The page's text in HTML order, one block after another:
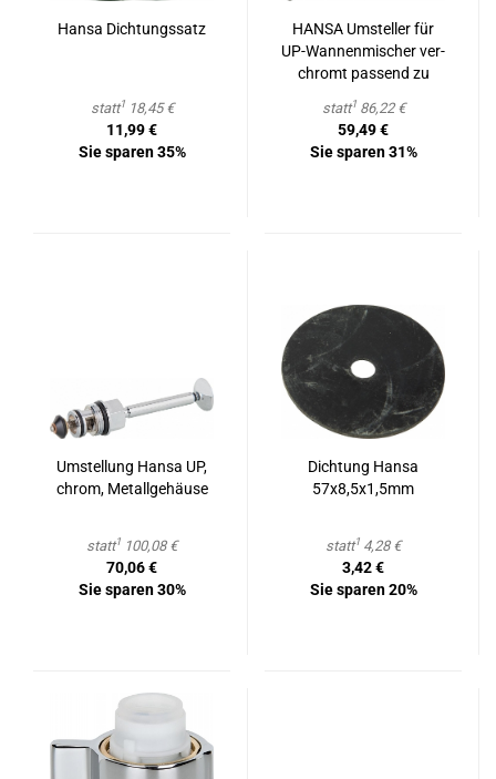
Hansa Dich­tungs­satz
statt118,45 €
11,99 €
Sie sparen 35%
HANSA Um­stel­ler für
UP-​Wan­nen­mi­scher ver­
chromt pas­send zu
statt186,22 €
59,49 €
Sie sparen 31%
Um­stel­lung Hansa UP,
chrom, Me­tall­ge­häu­se
statt1 100,08 €
70,06 €
Sie sparen 30%
Dich­tung Hansa
57x8,5x1,5mm
statt1 4,28 €
3,42 €
Sie sparen 20%